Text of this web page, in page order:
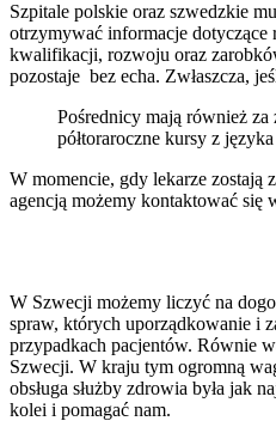
Szpitale polskie oraz szwedzkie
otrzymywać informacje dotyczące
kwalifikacji, rozwoju oraz
pozostaje bez echa. Zwłaszcza,
Pośrednicy mają również
półtoraroczne kursy z
W momencie, gdy lekarze zostają
agencją możemy kontaktować się
W Szwecji możemy liczyć na
spraw, których uporządkowanie i
przypadkach pacjentów. Równie
Szwecji. W kraju tym ogromną
obsługa służby zdrowia była jak
kolei i pomagać nam.